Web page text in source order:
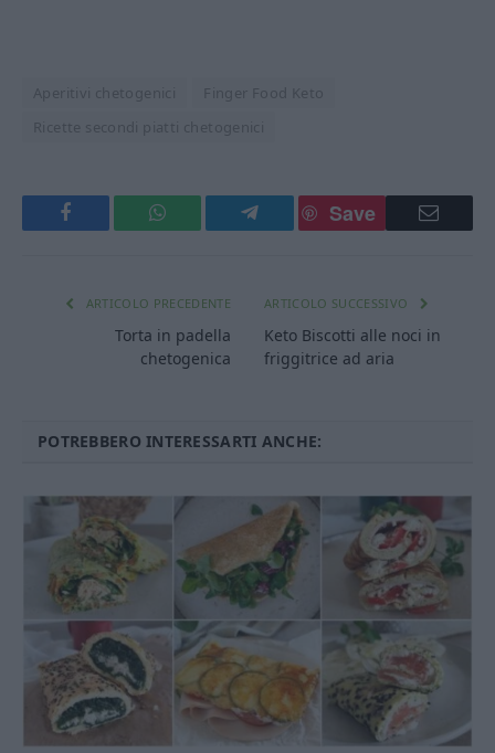
Aperitivi chetogenici
Finger Food Keto
Ricette secondi piatti chetogenici
Facebook WhatsApp Telegram
Save
Email
ARTICOLO PRECEDENTE
Torta in padella
chetogenica
ARTICOLO SUCCESSIVO
Keto Biscotti alle noci in
friggitrice ad aria
POTREBBERO INTERESSARTI ANCHE: